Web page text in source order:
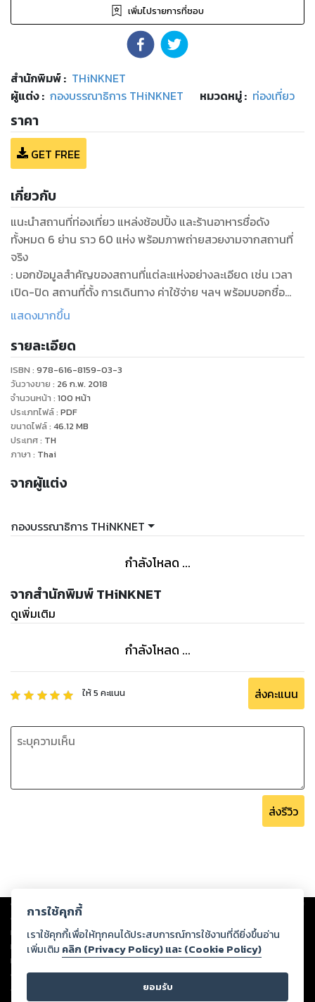
เพิ่มไปรายการที่ชอบ
สำนักพิมพ์: THiNKNET
ผู้แต่ง : กองบรรณาธิการ THiNKNET หมวดหมู่: ท่องเที่ยว
ราคา
GET FREE
เกี่ยวกับ
แนะนำสถานที่ท่องเที่ยว แหล่งช้อปปิ้ง และร้านอาหารชื่อดัง
ทั้งหมด 6 ย่าน ราว 60 แห่ง พร้อมภาพถ่ายสวยงามจากสถานที่
จริง
: บอกข้อมูลสำคัญของสถานที่แต่ละแห่งอย่างละเอียด เช่น เวลา
เปิด-ปิด สถานที่ตั้ง การเดินทาง ค่าใช้จ่าย ฯลฯ พร้อมบอกชื่อ
สถานที่เป็น 3 ภาษา ทั้งไทย อังกฤษ และญี่ปุ่น เพื่อความสะดวกใน
: บอกข้อมูลสำคัญที่ควรรู้ก่อนไปซากะ เช่น สภาพอากาศและ
เทศกาล การเดินทางไป-กลับสนามบิน และการเดินทางภายใน
เมือง
: มีแผนที่ประกอบอย่างละเอียด พร้อมทั้งระบุค่ากริดของทุกสถานที่
เพื่อสะดวกต่อการค้นหาตำแหน่ง
: มี Radar Map ในแต่ละย่าน เพื่อแนะนำสถานที่เด่น และการเดิน
ทางสู่ย่านนั้น ๆ
แสดงมากขึ้น
รายละเอียด
ISBN : 978-616-8159-03-3
วันวางขาย : 26 ก.พ. 2018
จำนวนหน้า : 100 หน้า
ประเภทไฟล์: PDF
ขนาดไฟล์: 46.12 MB
ประเทศ: TH
ภาษา : Thai
จากผู้แต่ง
กองบรรณาธิการ THiNKNET
กำลังโหลด ...
จากสำนักพิมพ์ THiNKNET
ดูเพิ่มเติม
กำลังโหลด ...
ให้5 คะแนน ส่งคะแนน
ส่งรีวิว
Copyright © 2026
ต่อผลงานหรือเนื้อหาใดที่อัปโหลดผ่านเว็บไซต์และปรากฏว่าละเมิดสิทธิใน
ทรัพย์สินทางปัญญาของบุคคลอื่นหรือขัดต่อกฎหมายและศีลธรรม ดังนั้น ผู้อ่าน
ทุกท่านโปรดใช้วิจารณญาณในการกลั่นกรองด้วยตนเอง และหากท่านพบว่าส่วน
หนึ่งส่วนใดขัดต่อกฎหมายและศีลธรรม กรุณาแจ้งมายังบริษัท เพื่อทีมงานจะได้
ดำเนินการในทันที ทั้งนี้ ทางสตอรี่ล็อกขอสงวนลิขสิทธิ์ตามพระราชบัญญัติ
ลิขสิทธิ์ พ.ศ. 2537 (ฉบับล่าสุด)
การใช้คุกกี้
เราใช้คุกกี้เพื่อให้ทุกคนได้ประสบการณ์การใช้งานที่ดียิ่งขึ้นอ่าน
เพิ่มเติม คลิก (Privacy Policy) และ (Cookie Policy)
ยอมรับ